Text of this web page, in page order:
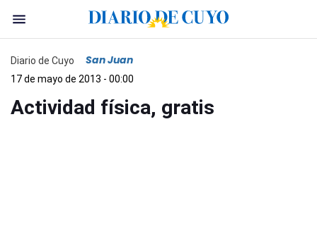
Diario de Cuyo San Juan
17 de mayo de 2013 - 00:00
Actividad física, gratis